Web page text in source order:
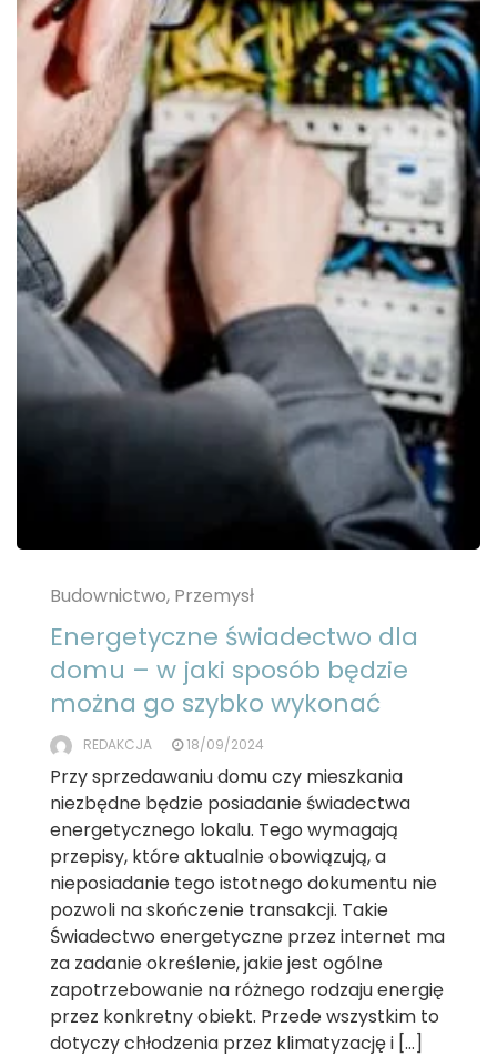
Budownictwo, Przemysł
Energetyczne świadectwo dla
domu – w jaki sposób będzie
można go szybko wykonać
REDAKCJA 18/09/2024
Przy sprzedawaniu domu czy mieszkania
niezbędne będzie posiadanie świadectwa
energetycznego lokalu. Tego wymagają
przepisy, które aktualnie obowiązują, a
nieposiadanie tego istotnego dokumentu nie
pozwoli na skończenie transakcji. Takie
Świadectwo energetyczne przez internet ma
za zadanie określenie, jakie jest ogólne
zapotrzebowanie na różnego rodzaju energię
przez konkretny obiekt. Przede wszystkim to
dotyczy chłodzenia przez klimatyzację i […]